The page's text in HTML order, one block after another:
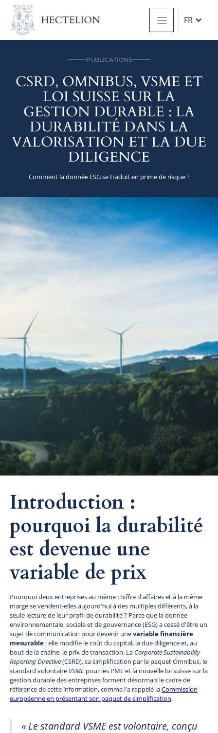
FR
PUBLICATIONS
CSRD, OMNIBUS, VSME ET
LOI SUISSE SUR LA
GESTION DURABLE : LA
DURABILITÉ DANS LA
VALORISATION ET LA DUE
DILIGENCE
Comment la donnée ESG se traduit en prime de risque ?
Introduction :
pourquoi la durabilité
est devenue une
variable de prix
Pourquoi deux entreprises au même chiffre d'affaires et à la même
marge se vendent-elles aujourd'hui à des multiples différents, à la
seule lecture de leur profil de durabilité ? Parce que la donnée
environnementale, sociale et de gouvernance (ESG) a cessé d'être un
sujet de communication pour devenir unevariable financière
mesurable : elle modifie le coût du capital, la due diligence et, au
bout de la chaîne, le prix de transaction. La Corporate Sustainability
Reporting Directive(CSRD), sa simplification par le paquet Omnibus, le
standard volontaire VSMEpour les PME et la nouvelle loi suisse sur la
gestion durable des entreprises forment désormais le cadre de
référence de cette information, comme l'a rappelé laCommission
européenne en présentant son paquet de simplification.
« Le standard VSME est volontaire, conçu